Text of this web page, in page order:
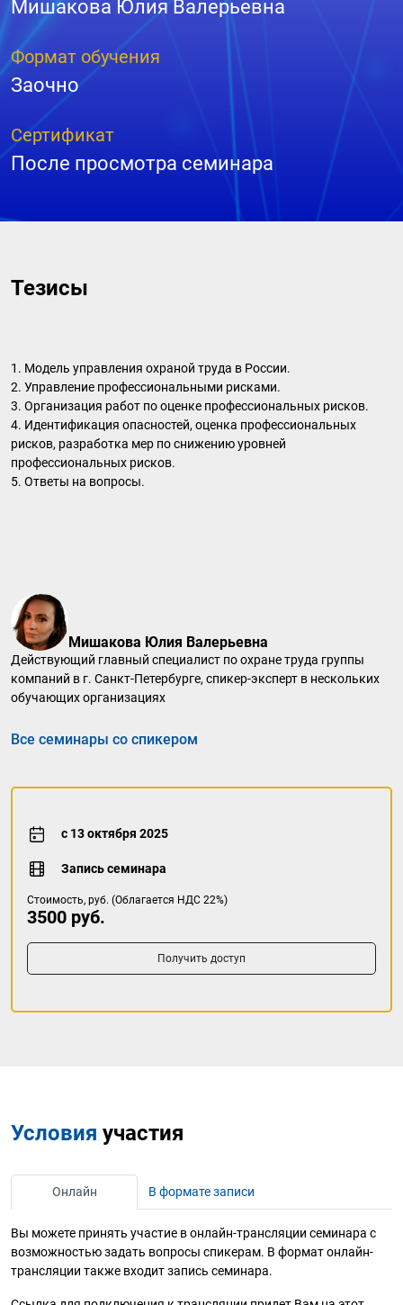
Мишакова Юлия Валерьевна
Формат обучения
Заочно
Сертификат
После просмотра семинара
Тезисы
1. Модель управления охраной труда в России.
2. Управление профессиональными рисками.
3. Организация работ по оценке профессиональных рисков.
4. Идентификация опасностей, оценка профессиональных
рисков, разработка мер по снижению уровней
профессиональных рисков.
5. Ответы на вопросы.
Мишакова Юлия Валерьевна
Действующий главный специалист по охране труда группы
компаний в г. Санкт-Петербурге, спикер-эксперт в нескольких
обучающих организациях
Все семинары со спикером
с 13 октября 2025
Запись семинара
Стоимость, руб. (Облагается НДС 22%)
3500 руб.
Получить доступ
Условия участия
Онлайн В формате записи
Вы можете принять участие в онлайн-трансляции семинара с
возможностью задать вопросы спикерам. В формат онлайн-
трансляции также входит запись семинара.